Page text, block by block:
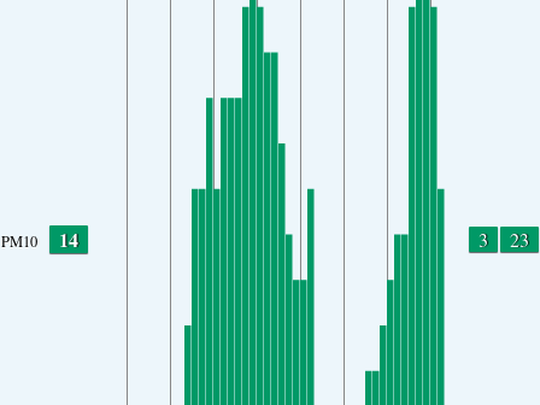
PM10 14 3 23